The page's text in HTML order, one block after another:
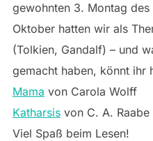
gewohnten 3. Montag des
Oktober hatten wir als
(Tolkien, Gandalf) – und
gemacht haben, könnt ihr
Mama von Carola Wolff
Katharsisvon C. A. Raabe
Viel Spaß beim Lesen!